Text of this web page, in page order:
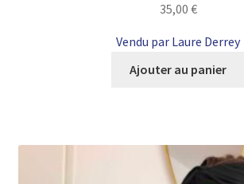
35,00 €
Vendu par Laure Derrey
Ajouter au panier